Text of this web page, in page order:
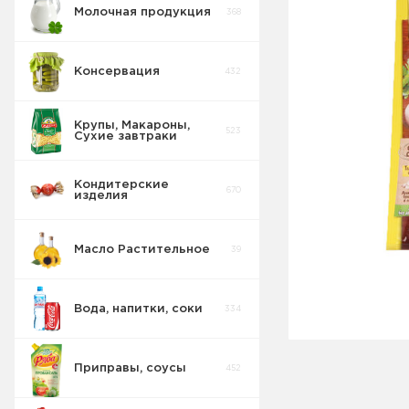
Молочная продукция 368
Консервация 432
Крупы, Макароны,
Сухие завтраки
523
Кондитерские
изделия
670
Масло Растительное 39
Вода, напитки, соки 334
Приправы, соусы 452